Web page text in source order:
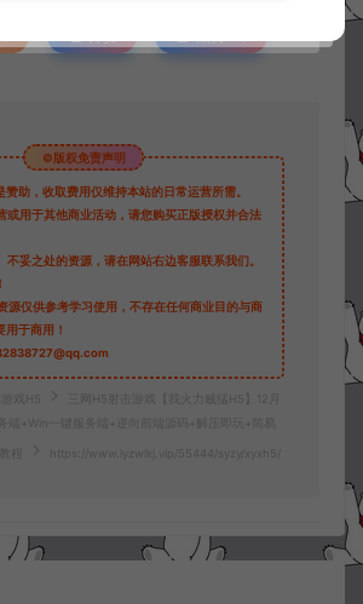
©版权免责声明
赞助，收取费用仅维持本站的日常运营所需。
或用于其他商业活动，请您购买正版授权并合法
不妥之处的资源，请在网站右边客服联系我们。
源仅供参考学习使用，不存在任何商业目的与商
用于商用！
游戏H5
三网H5射击游戏【我火力贼猛H5】12月
端+Win一键服务端+逆向前端源码+解压即玩+简易
程 https://www.lyzwlkj.vip/55444/syzy/xyxh5/